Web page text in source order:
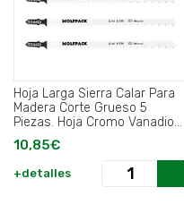
Hoja Larga Sierra Calar Para
Madera Corte Grueso 5
Piezas. Hoja Cromo Vanadio
58. Vastago T Universal..
10,85€
+detalles